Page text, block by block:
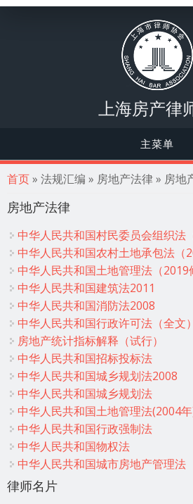
上海房产律
主菜单
你在这里
首页» 法规汇编 » 房地产法律 » 房地
房地产法律
中华人民共和国村民委员会组织法
中华人民共和国农村土地承包法（
中华人民共和国土地管理法（2019
中华人民共和国建筑法2011
中华人民共和国消防法2008
中华人民共和国行政许可法（全文
房地产统计指标解释（试行）
中华人民共和国招标投标法
中华人民共和国城乡规划法2008
中华人民共和国城乡规划法
中华人民共和国土地管理法(2004
中华人民共和国行政强制法
中华人民共和国物权法
中华人民共和国城市房地产管理法
律师名片